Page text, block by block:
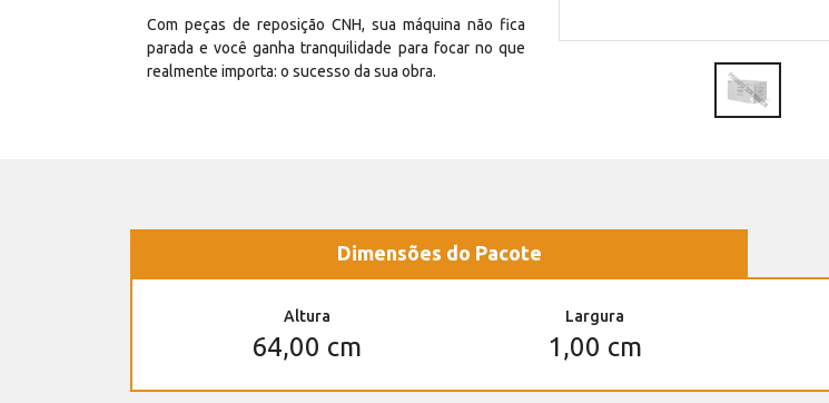
Com peças de reposição CNH, sua máquina não fica
parada e você ganha tranquilidade para focar no que
realmente importa: o sucesso da sua obra.
Dimensões do Pacote
Altura
64,00 cm
Largura
1,00 cm